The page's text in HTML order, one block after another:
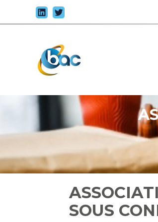
au
contenu
SOUS